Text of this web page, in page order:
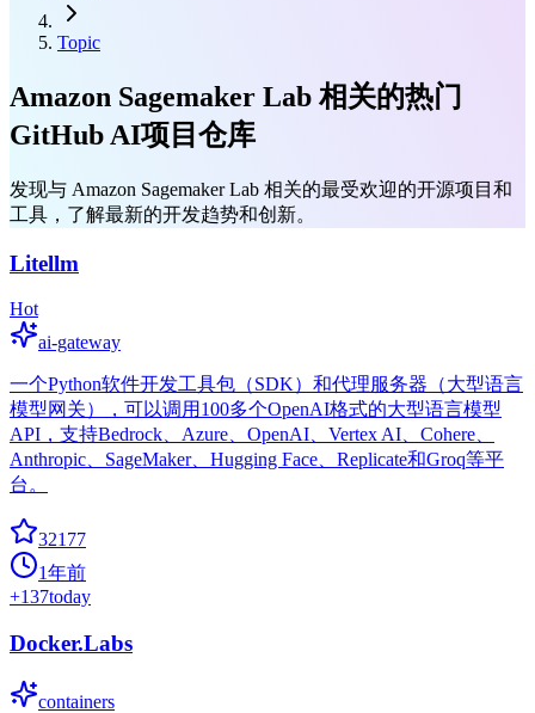
Topic
Amazon Sagemaker Lab 相关的热门
GitHub AI项目仓库
发现与 Amazon Sagemaker Lab 相关的最受欢迎的开源项目和
工具，了解最新的开发趋势和创新。
Litellm
Hot
ai-gateway
一个Python软件开发工具包（SDK）和代理服务器（大型语言
模型网关），可以调用100多个OpenAI格式的大型语言模型
API，支持Bedrock、Azure、OpenAI、Vertex AI、Cohere、
Anthropic、SageMaker、Hugging Face、Replicate和Groq等平
台。
32177
1年前
+137today
Docker.Labs
containers